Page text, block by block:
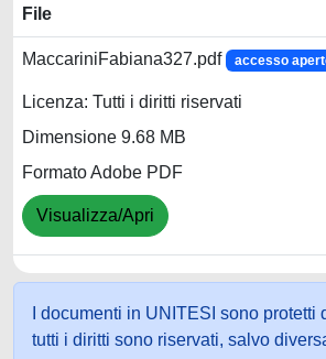
File
MaccariniFabiana327.pdf accesso
Licenza: Tutti i diritti riservati
Dimensione 9.68 MB
Formato Adobe PDF
Visualizza/Apri
I documenti in UNITESI sono protetti
tutti i diritti sono riservati, salvo